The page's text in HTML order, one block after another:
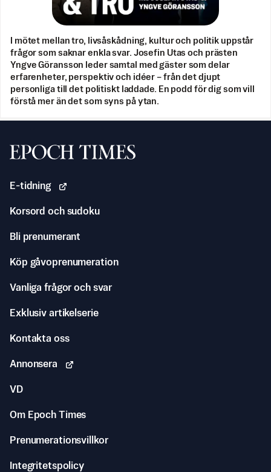
I mötet mellan tro, livsåskådning, kultur och politik uppstår
frågor som saknar enkla svar. Josefin Utas och prästen
Yngve Göransson leder samtal med gäster som delar
erfarenheter, perspektiv och idéer – från det djupt
personliga till det politiskt laddade. En podd för dig som vill
förstå mer än det som syns på ytan.
Svenska Epoch Times
E-tidning
Korsord och sudoku
Bli prenumerant
Köp gåvoprenumeration
Vanliga frågor och svar
Exklusiv artikelserie
Kontakta oss
Annonsera
VD
Om Epoch Times
Prenumerationsvillkor
Integritetspolicy